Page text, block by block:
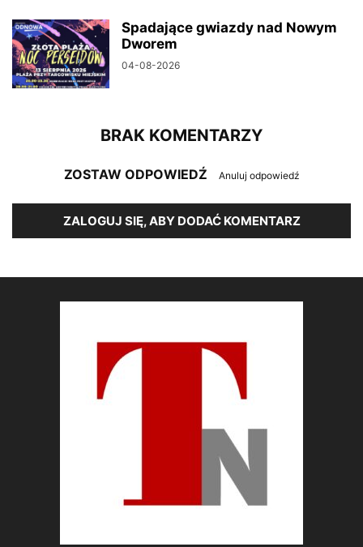
Spadające gwiazdy nad Nowym
Dworem
04-08-2026
BRAK KOMENTARZY
ZOSTAW ODPOWIEDŹ Anuluj odpowiedź
ZALOGUJ SIĘ, ABY DODAĆ KOMENTARZ